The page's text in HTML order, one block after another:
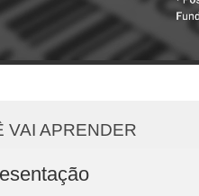
VAI APRENDER